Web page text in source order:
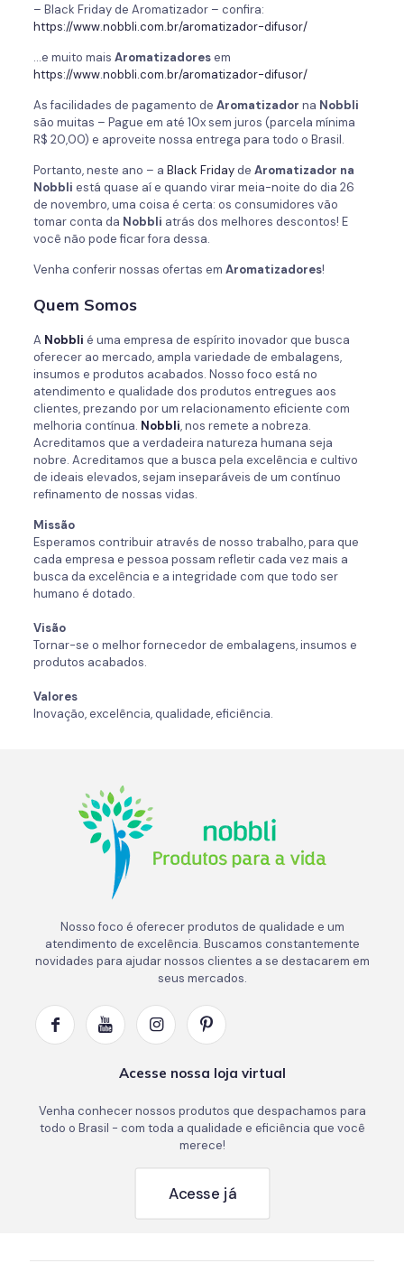
– Black Friday de Aromatizador – confira:
https://www.nobbli.com.br/aromatizador-difusor/
…e muito mais Aromatizadoresem
https://www.nobbli.com.br/aromatizador-difusor/
As facilidades de pagamento de Aromatizador na Nobbli
são muitas – Pague em até 10x sem juros (parcela mínima
R$ 20,00) e aproveite nossa entrega para todo o Brasil.
Portanto, neste ano – a Black Fridayde Aromatizador na
Nobbli está quase aí e quando virar meia-noite do dia 26
de novembro, uma coisa é certa: os consumidores vão
tomar conta da Nobbli atrás dos melhores descontos! E
você não pode ficar fora dessa.
Venha conferir nossas ofertas em Aromatizadores!
Quem Somos
A Nobbli é uma empresa de espírito inovador que busca
oferecer ao mercado, ampla variedade de embalagens,
insumos e produtos acabados. Nosso foco está no
atendimento e qualidade dos produtos entregues aos
clientes, prezando por um relacionamento eficiente com
melhoria contínua. Nobbli, nos remete a nobreza.
Acreditamos que a verdadeira natureza humana seja
nobre. Acreditamos que a busca pela excelência e cultivo
de ideais elevados, sejam inseparáveis de um contínuo
refinamento de nossas vidas.
Missão
Esperamos contribuir através de nosso trabalho, para que
cada empresa e pessoa possam refletir cada vez mais a
busca da excelência e a integridade com que todo ser
humano é dotado.
Visão
Tornar-se o melhor fornecedor de embalagens, insumos e
produtos acabados.
Valores
Inovação, excelência, qualidade, eficiência.
Nosso foco é oferecer produtos de qualidade e um
atendimento de excelência. Buscamos constantemente
novidades para ajudar nossos clientes a se destacarem em
seus mercados.
Acesse nossa loja virtual
Venha conhecer nossos produtos que despachamos para
todo o Brasil - com toda a qualidade e eficiência que você
merece!
Acesse já